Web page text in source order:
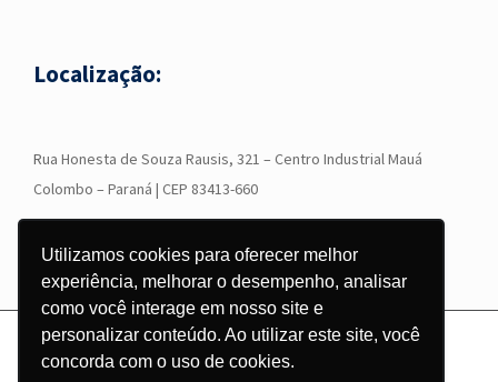
Utilizamos cookies para oferecer melhor
experiência, melhorar o desempenho, analisar
como você interage em nosso site e
personalizar conteúdo. Ao utilizar este site, você
concorda com o uso de cookies.
Localização:
Rua Honesta de Souza Rausis, 321 – Centro Industrial Mauá
Colombo – Paraná | CEP 83413-660
© Copyright
2026 - Grupo Corgraf - Todos os direitos reservados |